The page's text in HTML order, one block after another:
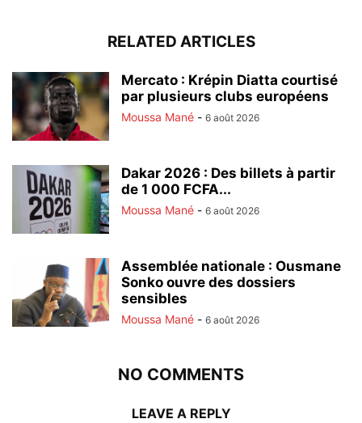
RELATED ARTICLES
Mercato : Krépin Diatta courtisé
par plusieurs clubs européens
Moussa Mané - 6 août 2026
Dakar 2026 : Des billets à partir
de 1 000 FCFA...
Moussa Mané - 6 août 2026
Assemblée nationale : Ousmane
Sonko ouvre des dossiers
sensibles
Moussa Mané - 6 août 2026
NO COMMENTS
LEAVE A REPLY